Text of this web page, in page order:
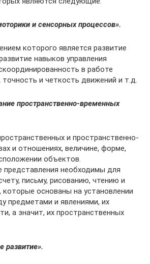
и сенсорных процессов».
которого является развитие
навыков управления
в работе
точность и четкость движений и т.д.
пространственно-временных
и пространственно-
и отношениях, величине, форме,
объектов.
представления необходимы для
письму, рисованию, чтению и
основаны на установлении
предметами и явлениями, их
а значит, их пространственных
развитие».